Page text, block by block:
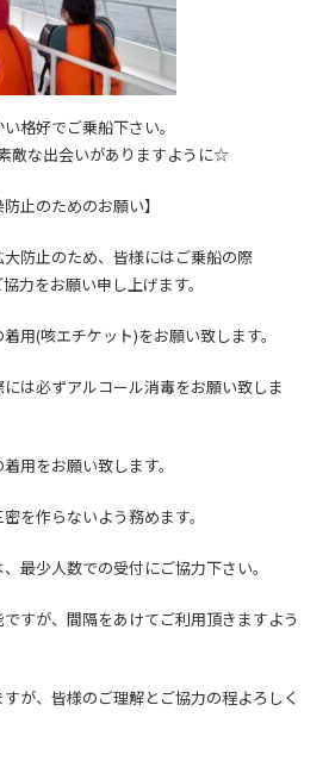
格好でご乗船下さい。
敵な出会いがありますように☆
止のためのお願い】
防止のため、皆様にはご乗船の際
協力をお願い申し上げます。
用(咳エチケット)をお願い致します。
は必ずアルコール消毒をお願い致しま
用をお願い致します。
を作らないよう務めます。
最少人数での受付にご協力下さい。
すが、間隔をあけてご利用頂きますよう
が、皆様のご理解とご協力の程よろしく